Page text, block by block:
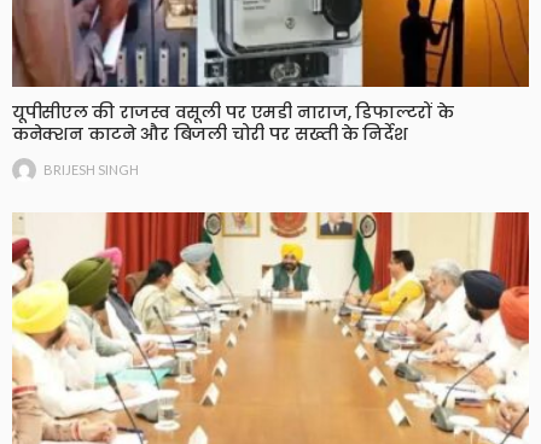
यूपीसीएल की राजस्व वसूली पर एमडी नाराज, डिफाल्टरों के
कनेक्शन काटने और बिजली चोरी पर सख्ती के निर्देश
BRIJESH SINGH